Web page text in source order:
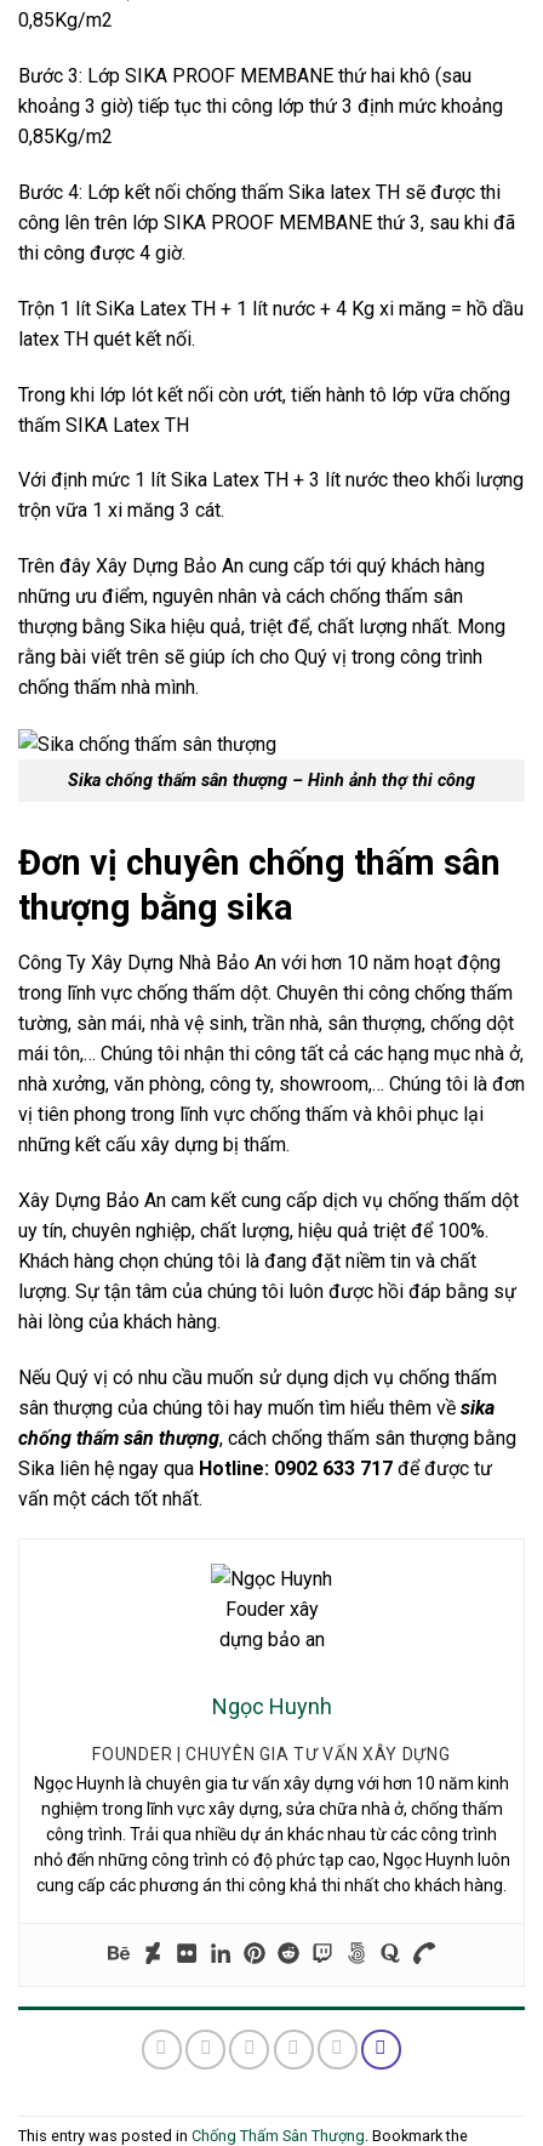
0,85Kg/m2
Bước 3: Lớp SIKA PROOF MEMBANE thứ hai khô (sau
khoảng 3 giờ) tiếp tục thi công lớp thứ 3 định mức khoảng
0,85Kg/m2
Bước 4: Lớp kết nối chống thấm Sika latex TH sẽ được thi
công lên trên lớp SIKA PROOF MEMBANE thứ 3, sau khi đã
thi công được 4 giờ.
Trộn 1 lít SiKa Latex TH + 1 lít nước + 4 Kg xi măng = hồ dầu
latex TH quét kết nối.
Trong khi lớp lót kết nối còn ướt, tiến hành tô lớp vữa chống
thấm SIKA Latex TH
Với định mức 1 lít Sika Latex TH + 3 lít nước theo khối lượng
trộn vữa 1 xi măng 3 cát.
Trên đây Xây Dựng Bảo An cung cấp tới quý khách hàng
những ưu điểm, nguyên nhân và cách chống thấm sân
thượng bằng Sika hiệu quả, triệt để, chất lượng nhất. Mong
rằng bài viết trên sẽ giúp ích cho Quý vị trong công trình
chống thấm nhà mình.
Sika chống thấm sân thượng – Hình ảnh thợ thi công
Đơn vị chuyên chống thấm sân
thượng bằng sika
Công Ty Xây Dựng Nhà Bảo An với hơn 10 năm hoạt động
trong lĩnh vực chống thấm dột. Chuyên thi công chống thấm
tường, sàn mái, nhà vệ sinh, trần nhà, sân thượng, chống dột
mái tôn,… Chúng tôi nhận thi công tất cả các hạng mục nhà ở,
nhà xưởng, văn phòng, công ty, showroom,… Chúng tôi là đơn
vị tiên phong trong lĩnh vực chống thấm và khôi phục lại
những kết cấu xây dựng bị thấm.
Xây Dựng Bảo An cam kết cung cấp dịch vụ chống thấm dột
uy tín, chuyên nghiệp, chất lượng, hiệu quả triệt để 100%.
Khách hàng chọn chúng tôi là đang đặt niềm tin và chất
lượng. Sự tận tâm của chúng tôi luôn được hồi đáp bằng sự
hài lòng của khách hàng.
Nếu Quý vị có nhu cầu muốn sử dụng dịch vụ chống thấm
sân thượng của chúng tôi hay muốn tìm hiểu thêm về sika
chống thấm sân thượng, cách chống thấm sân thượng bằng
Sika liên hệ ngay qua Hotline: 0902 633 717 để được tư
vấn một cách tốt nhất.
Ngọc Huynh
FOUNDER | CHUYÊN GIA TƯ VẤN XÂY DỰNG
Ngọc Huynh là chuyên gia tư vấn xây dựng với hơn 10 năm kinh
nghiệm trong lĩnh vực xây dựng, sửa chữa nhà ở, chống thấm
công trình. Trải qua nhiều dự án khác nhau từ các công trình
nhỏ đến những công trình có độ phức tạp cao, Ngọc Huynh luôn
cung cấp các phương án thi công khả thi nhất cho khách hàng.
This entry was posted in Chống Thấm Sân Thượng . Bookmark the